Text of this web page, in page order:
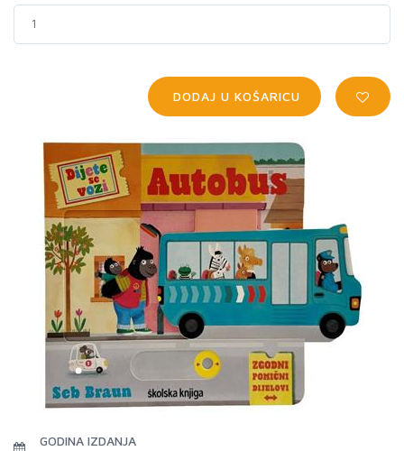
DODAJ U KOŠARICU
GODINA IZDANJA